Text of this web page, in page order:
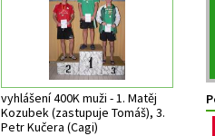
vyhlášení 400K muži - 1. Matěj
Kozubek (zastupuje Tomáš), 3.
Petr Kučera (Cagi)